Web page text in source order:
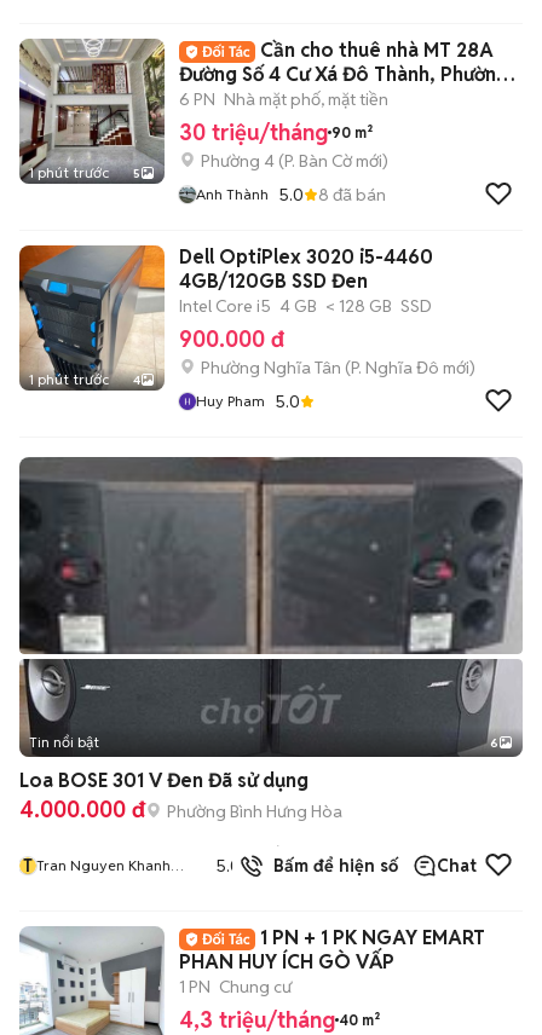
1 phút trước 5
Cần cho thuê nhà MT 28A
Đường Số 4 Cư Xá Đô Thành, Phường
4, Quận 3
6 PN Nhà mặt phố, mặt tiền
30 triệu/tháng 90 m²
Phường 4 (P. Bàn Cờmới)
Anh Thành 5.0 8 đã bán
1 phút trước 4
Dell OptiPlex 3020 i5-4460
4GB/120GB SSD Đen
Intel Core i5 4 GB < 128 GB SSD
900.000 đ
Phường Nghĩa Tân (P. Nghĩa Đô mới)
Huy Pham 5.0
+2
Tin nổi bật 6
Loa BOSE 301 V Đen Đã sử dụng
4.000.000 đ Phường Bình Hưng Hòa
T Tran Nguyen Khanh
5.0
5
đã
bán
Bấm để hiện số Chat
1 PN + 1 PK NGAY EMART
PHAN HUY ÍCH GÒ VẤP
1 PN Chung cư
4,3 triệu/tháng 40 m²